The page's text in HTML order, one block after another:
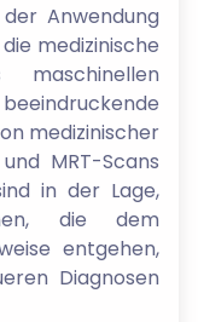
Anwendung
medizinische
maschinellen
medizinischer
MRT-Scans
in der Lage,
die dem
entgehen,
Diagnosen